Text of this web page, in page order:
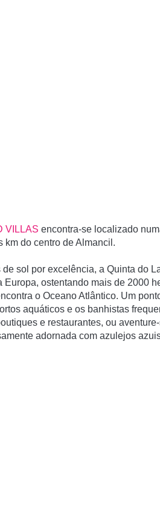
VILLAS encontra-se localizado
km do centro de Almancil.
de sol por excelência, a Quinta do
Europa, ostentando mais de 2000
o Oceano Atlântico. Um
aquáticos e os banhistas
e restaurantes, ou
adornada com azulejos